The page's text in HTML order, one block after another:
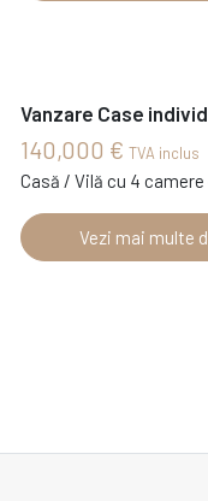
Vanzare Case
140,000 € TVA inclus
Casă / Vilă cu 4 camere
Vezi mai multe